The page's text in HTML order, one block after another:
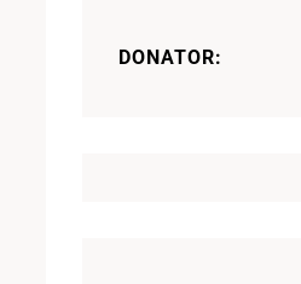
DONATOR: